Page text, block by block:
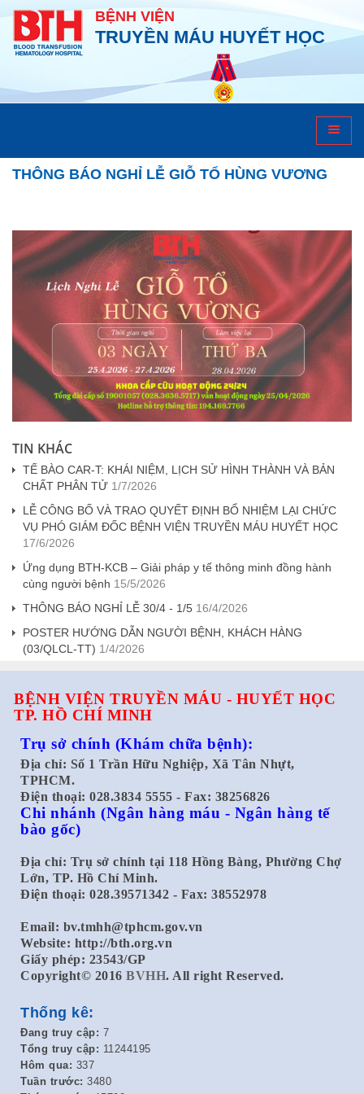
BỆNH VIỆN
TRUYỀN MÁU HUYẾT HỌC
Khám chữa bệnh
THÔNG BÁO NGHỈ LỄ GIỖ TỔ HÙNG VƯƠNG
TIN KHÁC
TẾ BÀO CAR-T: KHÁI NIỆM, LỊCH SỬ HÌNH THÀNH VÀ BẢN
CHẤT PHÂN TỬ 1/7/2026
LỄ CÔNG BỐ VÀ TRAO QUYẾT ĐỊNH BỔ NHIỆM LẠI CHỨC
VỤ PHÓ GIÁM ĐỐC BỆNH VIỆN TRUYỀN MÁU HUYẾT HỌC
17/6/2026
Ứng dụng BTH-KCB – Giải pháp y tế thông minh đồng hành
cùng người bệnh 15/5/2026
THÔNG BÁO NGHỈ LỄ 30/4 - 1/5 16/4/2026
POSTER HƯỚNG DẪN NGƯỜI BỆNH, KHÁCH HÀNG
(03/QLCL-TT) 1/4/2026
BỆNH VIỆN TRUYỀN MÁU - HUYẾT HỌC
TP. HỒ CHÍ MINH
Trụ sở chính (Khám chữa bệnh):
Địa chỉ: Số 1 Trần Hữu Nghiệp, Xã Tân Nhựt,
TPHCM.
Điện thoại: 028.3834 5555 - Fax: 38256826
Chi nhánh (Ngân hàng máu - Ngân hàng tế
bào gốc)
Địa chỉ: Trụ sở chính tại 118 Hồng Bàng, Phường Chợ
Lớn, TP. Hồ Chí Minh.
Điện thoại: 028.39571342 - Fax: 38552978
Email: bv.tmhh@tphcm.gov.vn
Website: http://bth.org.vn
Giấy phép: 23543/GP
Copyright© 2016 BVHH. All right Reserved.
Thống kê:
Đang truy cập: 7
Tổng truy cập: 11244195
Hôm qua: 337
Tuần trước: 3480